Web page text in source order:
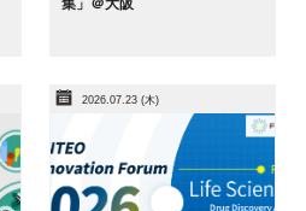
2026.07.23 (木)